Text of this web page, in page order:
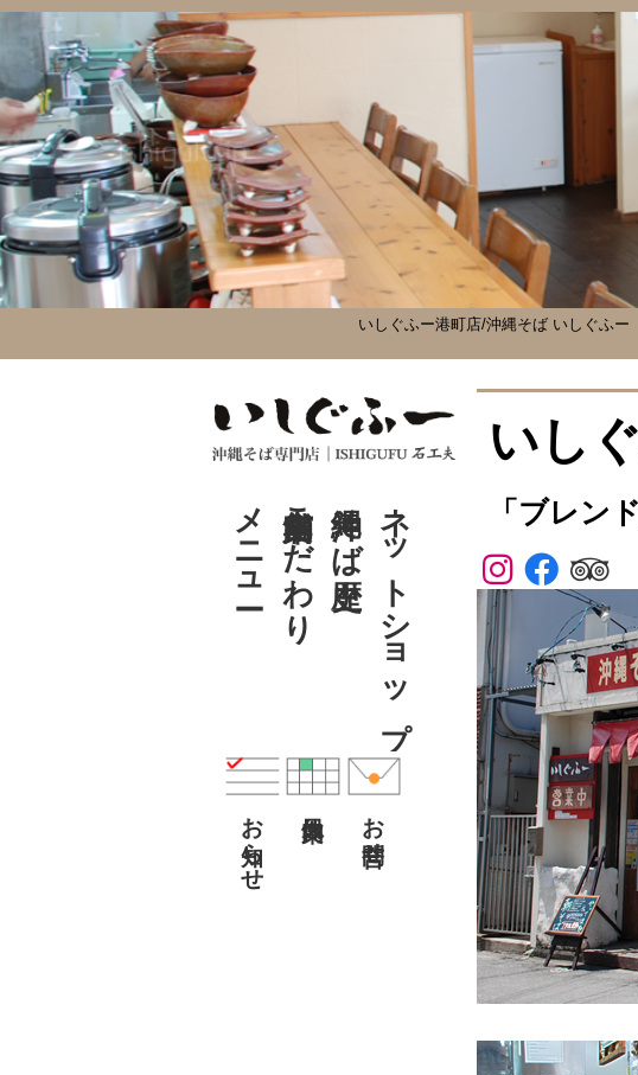
いしぐふー港町店/沖縄そば いしぐふー
いし
「ブレン
メニューこだわり 沖縄そば歴史 ネットショップ
お知らせ お問合せ